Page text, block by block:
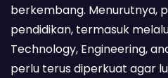
berkembang. Menurutnya,
pendidikan, termasuk
Technology, Engineering,
perlu terus diperkuat agar